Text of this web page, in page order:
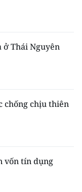
ở Thái Nguyên
chống chịu thiên
vốn tín dụng